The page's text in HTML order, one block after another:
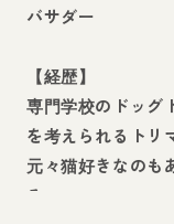
バサダー
【経歴】
専門学校のドッグ
を考えられるトリ
元々猫好きなのも
る。